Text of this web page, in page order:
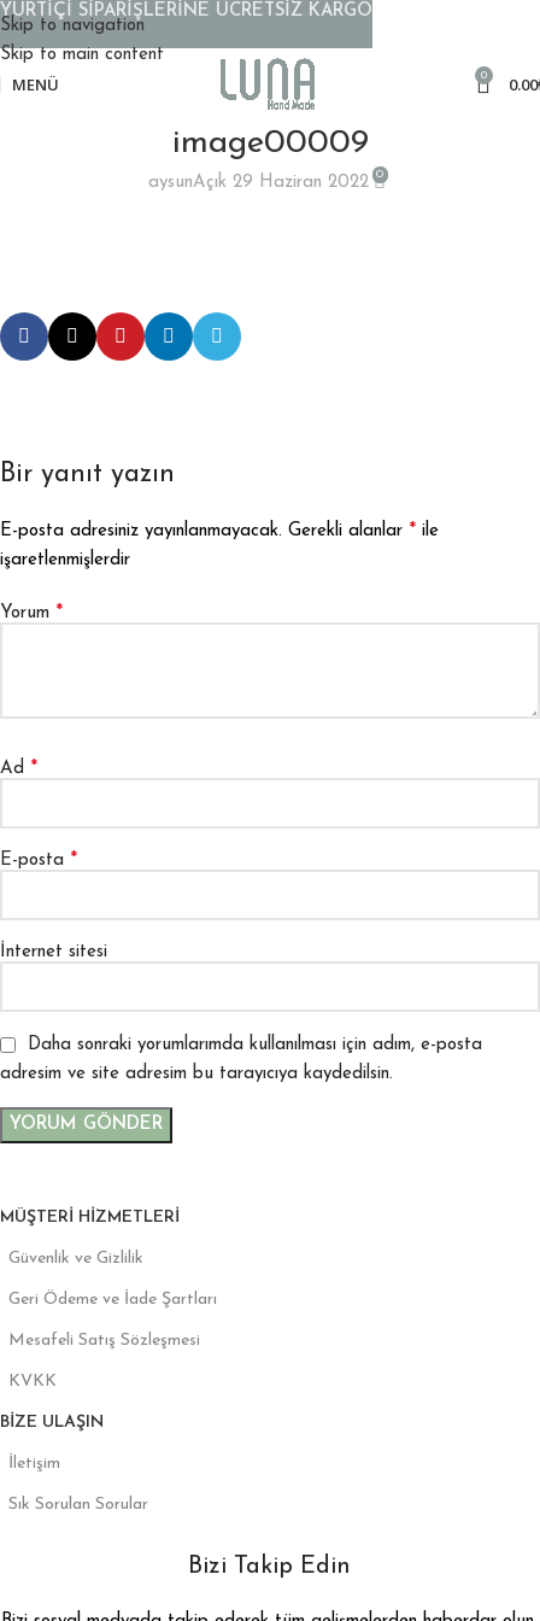
Skip to navigation
Skip to main content
MENÜ 0 0.00
image00009
aysunAçık 29 Haziran 2022 0
Bir yanıt yazın
E-posta adresiniz yayınlanmayacak. Gerekli alanlar * ile
işaretlenmişlerdir
Yorum *
Ad *
E-posta *
İnternet sitesi
Daha sonraki yorumlarımda kullanılması için adım, e-posta
adresim ve site adresim bu tarayıcıya kaydedilsin.
MÜŞTERI HIZMETLERI
Güvenlik ve Gizlilik
Geri Ödeme ve İade Şartları
Mesafeli Satış Sözleşmesi
KVKK
BIZE ULAŞIN
İletişim
Sık Sorulan Sorular
Bizi Takip Edin
YURTİÇİ SİPARİŞLERİNE ÜCRETSİZ KARGO